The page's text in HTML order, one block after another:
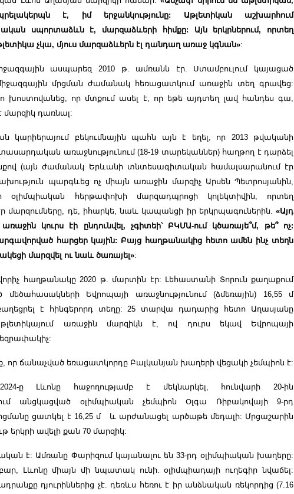
է, իմ երջանկությունը: Աթլետիկան աշխարհում
սպորտաձևն է, մարզաձևերի հիմքը: Այն երկրներում, որտեղ
չկա, մյուս մարզաձևերն էլ դանդաղ առաջ կգնան»:
ասպարեզ 2010 թ. ամռանն էր. Ստամբուլում կայացած
մրցման ժամանակ հեռացատկում առաջին տեղ գրավեց:
խոստովանեց, որ մտքում ասել է, որ եթե այդտեղ լավ հանդես գա,
մարզիկ դառնալ:
կարիերայում բեկումնային պահն այն է եղել, որ 2013 թվականի
առաջնությունում (18-19 տարեկաններ) հաղթող է դարձել
(այն ժամանակ Երևանի տնտեսագիտական համալսարանում էր
պարգևեց ոչ միայն առաջին մարզիչ Արսեն Պետրոսյանին,
օլիմպիական հերթափոխի մարզադպրոցի կոլեկտիվին, որտեղ
մարզումները, դե, իհարկե, նաև կապանցի իր երկրպագուներին. «Այդ
կուրս էի ընդունվել, չգիտեի՝ ԲԿՄԱ-ում կծառայե՞մ, թե՞ ոչ:
հարցեր կային: Բայց հաղթանակից հետո ամեն ինչ տեղն
մարզվել ու նաև ծառայել»:
հաղթանակը 2020 թ. մարտին էր: Լեհաստանի Տորուն քաղաքում
մեծահասակների Եվրոպայի առաջնությունում (ձմեռային) 16,55 մ
է հինգերորդ տեղը: 25 տարվա դադարից հետո Աղասյանը
առաջին մարզիկն է, ով դուրս եկավ Եվրոպայի
որ ճանաչված եռացատկորդը Բալկանյան խաղերի վեցակի չեմպիոն է:
ը Լևոնը հաջողությամբ է մեկնարկել, հունվարի 20-ին
անցկացված օլիմպիական չեմպիոն Օլգա Ռիբակովայի 9-րդ
ցատկել է 16,25 մ և արժանացել արծաթե մեդալի: Մրցաշարին
երկրի ավելի քան 70 մարզիկ:
է: Ամռանը Փարիզում կայանալու են 33-րդ օլիմպիական խաղերը:
Լևոնը միայն մի նպատակ ունի. օլիմպիադայի ուղեգիր նվաճել:
դյուրիններից չէ. դեռևս հեռու է իր անձնական ռեկորդից (7.16